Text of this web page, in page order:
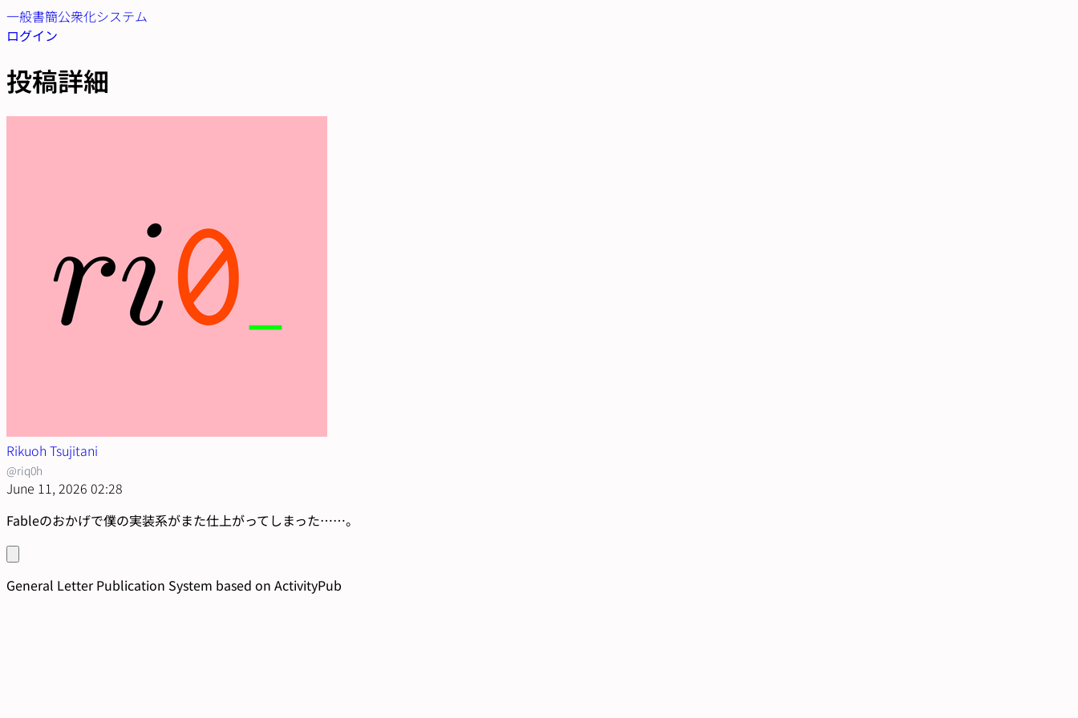
一般書簡公衆化システム
ログイン
投稿詳細
Rikuoh Tsujitani
@riq0h
June 11, 2026 02:28
Fableのおかげで僕の実装系がまた仕上がってしまった……。
General Letter Publication System based on ActivityPub